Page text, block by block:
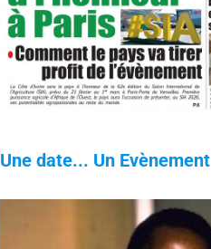
Une date... Un Evènement